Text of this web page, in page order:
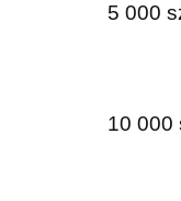
5 000
10 000